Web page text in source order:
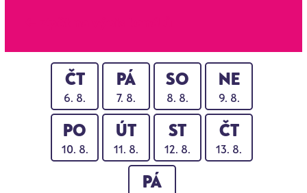
ČT
6. 8.
PÁ
7. 8.
SO
8. 8.
NE
9. 8.
PO
10. 8.
ÚT
11. 8.
ST
12. 8.
ČT
13. 8.
PÁ